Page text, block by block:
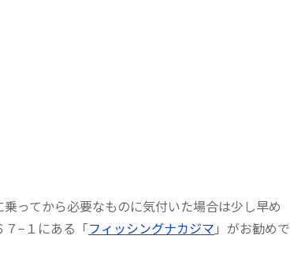
ってから必要なものに気付いた場合は少し早め
７−１にある「フィッシングナカジマ 」がお勧めで